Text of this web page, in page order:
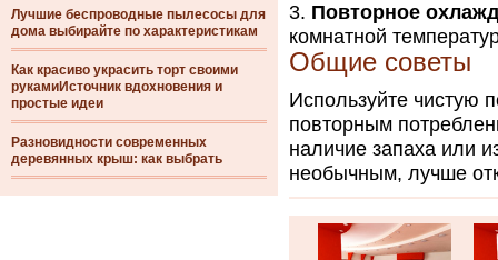
Лучшие беспроводные пылесосы для
дома выбирайте по характеристикам
Как красиво украсить торт своими
рукамиИсточник вдохновения и
простые идеи
Разновидности современных
деревянных крыш: как выбрать
Повторное
комнатной
Общие советы
Используйте чистую
повторным
наличие запаха или
необычным, лучше